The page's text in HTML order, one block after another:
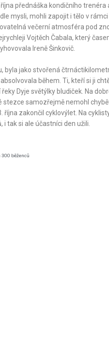
přednáška kondičního
mysli, mohli zapojit i tělo v
večerní atmosféra pod
Vojtěch Čabala, který
Ireně Šinkovič.
byla jako stvořená
během. Ti, kteří si ji
Dyje světýlky bludiček. Na
stezce samozřejmě nemohl
října zakončil cyklovýlet. Na
i tak si ale účastníci den užili.
300 běženců